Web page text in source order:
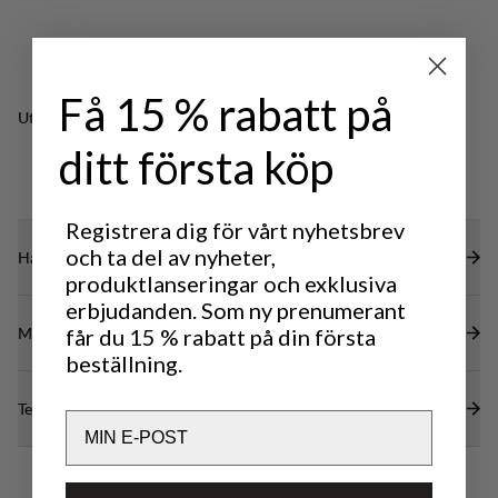
funktionalitet.
Justerbar elastisk dragsko vid benslut.
DWR-behandling på förstärkta områden (100%
PFAS-fri) för att avvisa vatten och smuts.
Utmärkt för
TREKKING
Hållbarhetsegenskaper
Material
Tekniska specifikationer
Få 15 % rabatt på
ditt första köp
Registrera dig för vårt nyhetsbrev
och ta del av nyheter,
produktlanseringar och exklusiva
erbjudanden. Som ny prenumerant
får du 15 % rabatt på din första
beställning.